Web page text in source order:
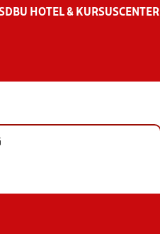
DBU HOTEL & KURSUSCENTER